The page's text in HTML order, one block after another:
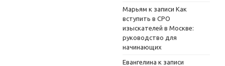
Марьям к записи Как
вступить в СРО
изыскателей в Москве:
руководство для
начинающих
Евангелина к записи